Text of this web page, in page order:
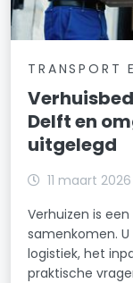
TRANSPORT
Delft en
uitgelegd
11 maart 2026
Verhuizen is
samenkomen.
logistiek, het
praktische